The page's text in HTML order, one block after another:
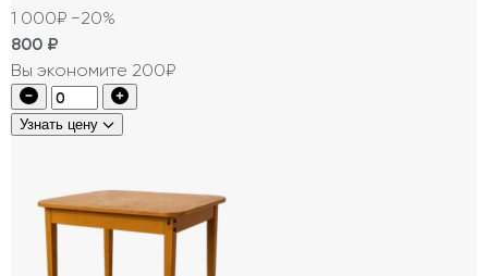
1 000₽ −20%
800 ₽
Вы экономите 200₽
Узнать цену